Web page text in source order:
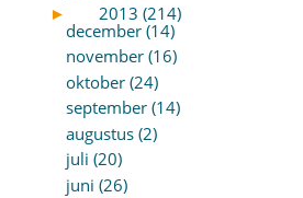
►
2013 (214)
december (14)
november (16)
oktober (24)
september (14)
augustus (2)
juli (20)
juni (26)